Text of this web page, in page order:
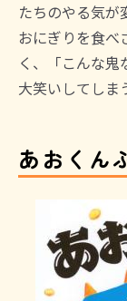
たちのやる気が
おにぎりを食べ
く、「こんな鬼
大笑いしてしま
あおくん